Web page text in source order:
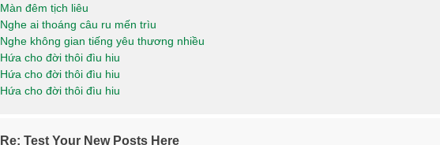
Màn đêm tịch liêu
Nghe ai thoáng câu ru mến trìu
Nghe không gian tiếng yêu thương nhiều
Hứa cho đời thôi đìu hiu
Hứa cho đời thôi đìu hiu
Hứa cho đời thôi đìu hiu
Re: Test Your New Posts Here